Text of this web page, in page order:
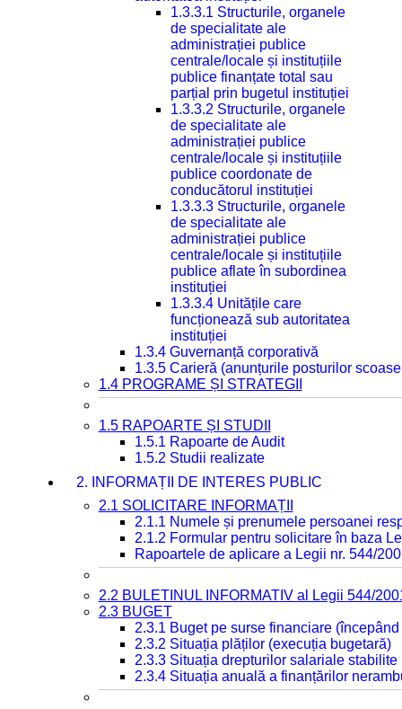
1.3.3.1 Structurile, organele
de specialitate ale
administrației publice
centrale/locale și instituțiile
publice finanțate total sau
parțial prin bugetul instituției
1.3.3.2 Structurile, organele
de specialitate ale
administrației publice
centrale/locale și instituțiile
publice coordonate de
conducătorul instituției
1.3.3.3 Structurile, organele
de specialitate ale
administrației publice
centrale/locale și instituțiile
publice aflate în subordinea
instituției
1.3.3.4 Unitățile care
funcționează sub autoritatea
instituției
1.3.4 Guvernanță corporativă
1.3.5 Carieră (anunțurile posturilor
1.4 PROGRAME ȘI STRATEGII
1.5 RAPOARTE ȘI STUDII
1.5.1 Rapoarte de Audit
1.5.2 Studii realizate
2. INFORMAȚII DE INTERES PUBLIC
2.1 SOLICITARE INFORMAȚII
2.1.1 Numele și prenumele persoanei
2.1.2 Formular pentru solicitare în baza
Rapoartele de aplicare a Legii nr. 544/
2.2 BULETINUL INFORMATIV al Legii 544/
2.3 BUGET
2.3.1 Buget pe surse financiare
2.3.2 Situația plăților (execuția bugetară)
2.3.3 Situația drepturilor salariale
2.3.4 Situația anuală a finanțărilor